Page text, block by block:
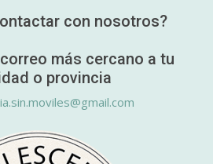
con nosotros?
más cercano a tu
o provincia